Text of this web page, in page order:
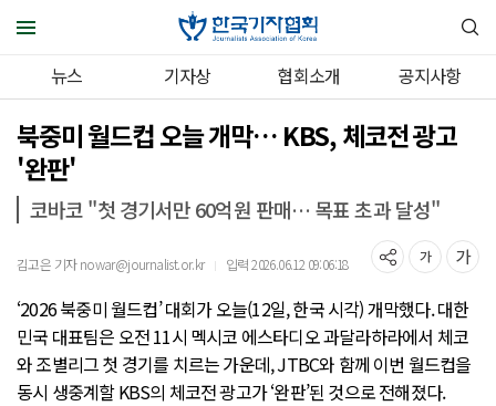
뉴스 기자상 협회소개 공지사항
북중미 월드컵 오늘 개막… KBS, 체코전 광고
'완판'
코바코 "첫 경기서만 60억원 판매… 목표 초과 달성"
김고은 기자 nowar@journalist.or.kr ｜ 입력 2026.06.12 09:06:18
‘2026 북중미 월드컵’ 대회가 오늘(12일, 한국 시각) 개막했다. 대한
민국 대표팀은 오전 11시 멕시코 에스타디오 과달라하라에서 체코
와 조별리그 첫 경기를 치르는 가운데, JTBC와 함께 이번 월드컵을
동시 생중계할 KBS의 체코전 광고가 ‘완판’된 것으로 전해졌다.